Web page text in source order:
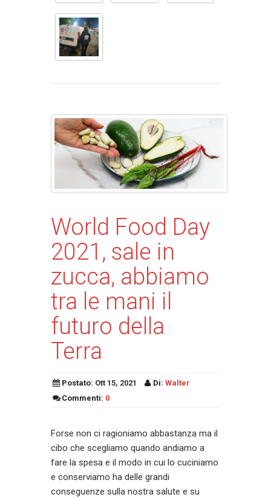
World Food Day
2021, sale in
zucca, abbiamo
tra le mani il
futuro della
Terra
Postato: Ott 15, 2021 Di: Walter
Commenti: 0
Forse non ci ragioniamo abbastanza ma il
cibo che scegliamo quando andiamo a
fare la spesa e il modo in cui lo cuciniamo
e conserviamo ha delle grandi
conseguenze sulla nostra salute e su